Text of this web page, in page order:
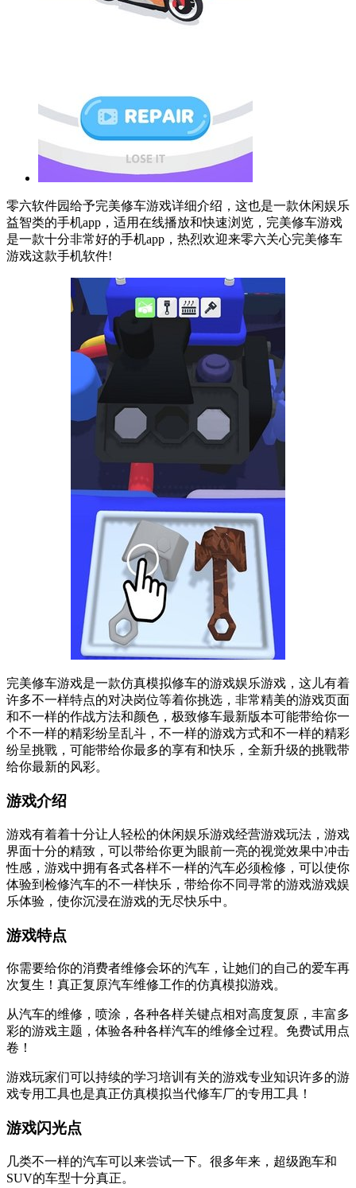
零六软件园给予完美修车游戏详细介绍，这也是一款休闲娱乐
益智类的手机app，适用在线播放和快速浏览，完美修车游戏
是一款十分非常好的手机app，热烈欢迎来零六关心完美修车
游戏这款手机软件!
完美修车游戏是一款仿真模拟修车的游戏娱乐游戏，这儿有着
许多不一样特点的对决岗位等着你挑选，非常精美的游戏页面
和不一样的作战方法和颜色，极致修车最新版本可能带给你一
个不一样的精彩纷呈乱斗，不一样的游戏方式和不一样的精彩
纷呈挑戰，可能带给你最多的享有和快乐，全新升级的挑戰带
给你最新的风彩。
游戏介绍
游戏有着着十分让人轻松的休闲娱乐游戏经营游戏玩法，游戏
界面十分的精致，可以带给你更为眼前一亮的视觉效果中冲击
性感，游戏中拥有各式各样不一样的汽车必须检修，可以使你
体验到检修汽车的不一样快乐，带给你不同寻常的游戏游戏娱
乐体验，使你沉浸在游戏的无尽快乐中。
游戏特点
你需要给你的消费者维修会坏的汽车，让她们的自己的爱车再
次复生！真正复原汽车维修工作的仿真模拟游戏。
从汽车的维修，喷涂，各种各样关键点相对高度复原，丰富多
彩的游戏主题，体验各种各样汽车的维修全过程。免费试用点
卷！
游戏玩家们可以持续的学习培训有关的游戏专业知识许多的游
戏专用工具也是真正仿真模拟当代修车厂的专用工具！
游戏闪光点
几类不一样的汽车可以来尝试一下。很多年来，超级跑车和
SUV的车型十分真正。